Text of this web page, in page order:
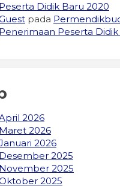
Peserta Didik Baru 2020
pada
Penerimaan Peserta
2026
Maret 2026
2026
Desember 2025
November 2025
2025